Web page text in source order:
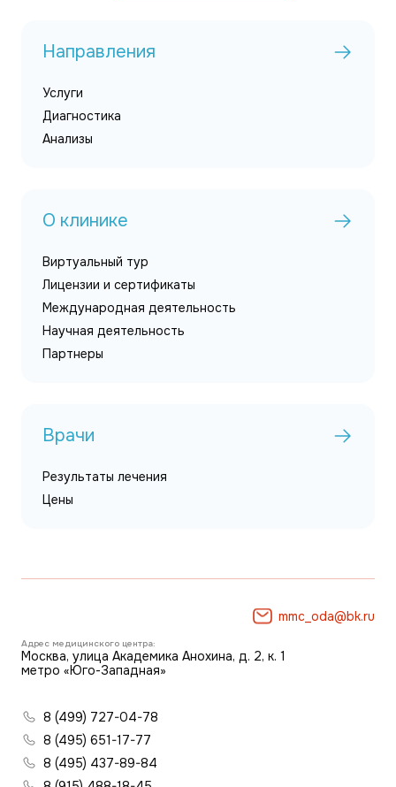
Направления
Услуги
Диагностика
Анализы
О клинике
Виртуальный тур
Лицензии и сертификаты
Международная деятельность
Научная деятельность
Партнеры
Врачи
Результаты лечения
Цены
Адрес медицинского центра:
Москва, улица Академика Анохина, д. 2, к. 1
метро «Юго-Западная»
8 (499) 727-04-78
8 (495) 651-17-77
8 (495) 437-89-84
mmc_oda@bk.ru